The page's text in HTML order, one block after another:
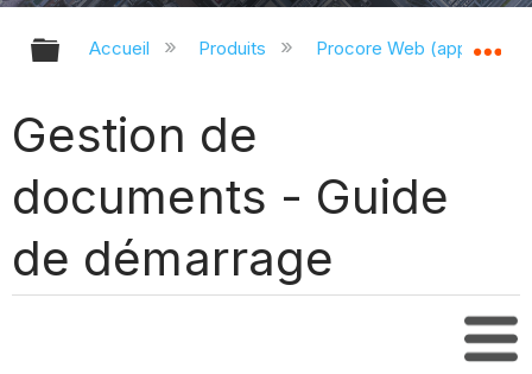
Développer/réduire la hiérarchie
Accueil Produits Procore Web
Gestion de
documents - Guide
de démarrage